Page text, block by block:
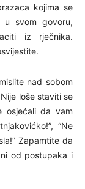
kojima se
u svom govoru,
iz rječnika.
nad sobom
loše staviti se
osjećali da vam
“Ne
Zapamtite da
od postupaka i